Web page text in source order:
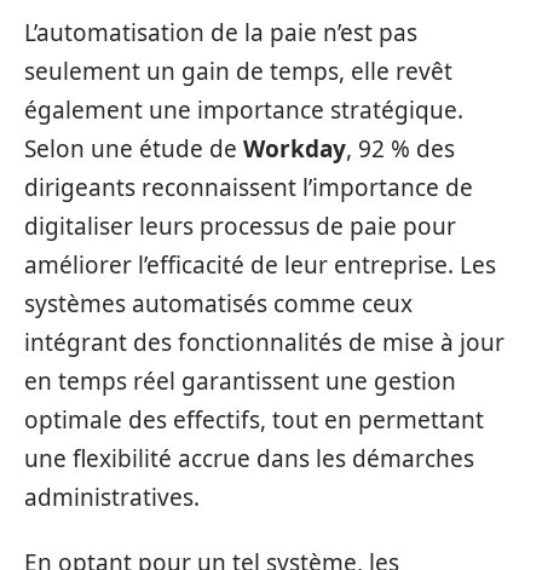
L’automatisation de la paie n’est pas
seulement un gain de temps, elle revêt
également une importance stratégique.
Selon une étude de Workday, 92 % des
dirigeants reconnaissent l’importance de
digitaliser leurs processus de paie pour
améliorer l’efficacité de leur entreprise. Les
systèmes automatisés comme ceux
intégrant des fonctionnalités de mise à jour
en temps réel garantissent une gestion
optimale des effectifs, tout en permettant
une flexibilité accrue dans les démarches
administratives.
En optant pour un tel système, les